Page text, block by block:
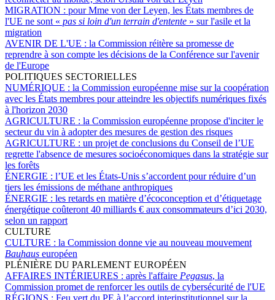
MIGRATION : pour Mme von der Leyen, les États membres de
l'UE ne sont « pas si loin d'un terrain d'entente » sur l'asile et la
migration
AVENIR DE L'UE : la Commission réitère sa promesse de
reprendre à son compte les décisions de la Conférence sur l'avenir
de l'Europe
POLITIQUES SECTORIELLES
NUMÉRIQUE : la Commission européenne mise sur la coopération
avec les États membres pour atteindre les objectifs numériques fixés
à l'horizon 2030
AGRICULTURE : la Commission européenne propose d'inciter le
secteur du vin à adopter des mesures de gestion des risques
AGRICULTURE : un projet de conclusions du Conseil de l’UE
regrette l'absence de mesures socioéconomiques dans la stratégie sur
les forêts
ÉNERGIE : l’UE et les États-Unis s’accordent pour réduire d’un
tiers les émissions de méthane anthropiques
ÉNERGIE : les retards en matière d’écoconception et d’étiquetage
énergétique coûteront 40 milliards € aux consommateurs d’ici 2030,
selon un rapport
CULTURE
CULTURE : la Commission donne vie au nouveau mouvement
Bauhaus européen
PLÉNIÈRE DU PARLEMENT EUROPÉEN
AFFAIRES INTÉRIEURES : après l'affaire Pegasus, la
Commission promet de renforcer les outils de cybersécurité de l'UE
RÉGIONS : Feu vert du PE à l’accord interinstitutionnel sur la